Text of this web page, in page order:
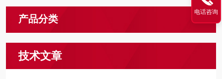
产品分类
技术文章
电话咨询